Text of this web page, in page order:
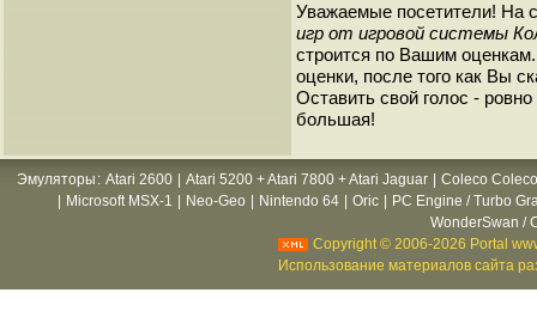
Уважаемые посетители! На
игр от игровой системы
строится по Вашим
оценки, после того как Вы
Оставить свой голос -
большая!
Эмуляторы : Atari 2600 Atari 5200 + Atari 7800 + Atari Jaguar
Coleco
Microsoft MSX-1 Neo-Geo Nintendo 64 Oric
PC Engine / Turbo
WonderSwan /
Copyright © 2006-2026 Portal
Использование материалов сайта